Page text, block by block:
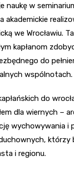
naukę w
akademickie
we Wrocławiu.
kapłanom
do
wspólnotach.
do
dla wiernych –
wychowywania i
którzy
i regionu.